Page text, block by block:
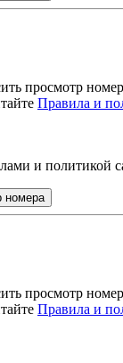
просмотр
Правила и
и политикой
номера
просмотр
Правила и